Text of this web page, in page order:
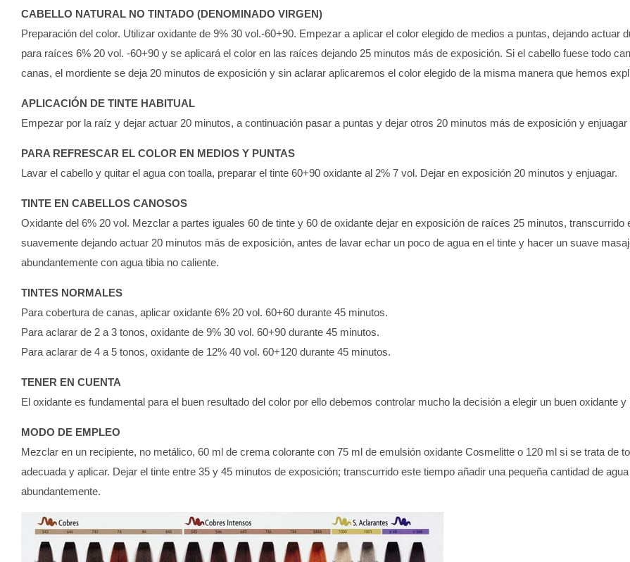
CABELLO NATURAL NO TINTADO (DENOMINADO VIRGEN)
Preparación del color. Utilizar oxidante de 9% 30 vol.-60+90. Empezar a aplicar el color elegido de medios a puntas, dejando
para raíces 6% 20 vol. -60+90 y se aplicará el color en las raíces dejando 25 minutos más de exposición. Si el cabello fuese todo
canas, el mordiente se deja 20 minutos de exposición y sin aclarar aplicaremos el color elegido de la misma manera que hemos
APLICACIÓN DE TINTE HABITUAL
Empezar por la raíz y dejar actuar 20 minutos, a continuación pasar a puntas y dejar otros 20 minutos más de exposición y enjuagar
PARA REFRESCAR EL COLOR EN MEDIOS Y PUNTAS
Lavar el cabello y quitar el agua con toalla, preparar el tinte 60+90 oxidante al 2% 7 vol. Dejar en exposición 20 minutos y enjuagar.
TINTE EN CABELLOS CANOSOS
Oxidante del 6% 20 vol. Mezclar a partes iguales 60 de tinte y 60 de oxidante dejar en exposición de raíces 25 minutos,
suavemente dejando actuar 20 minutos más de exposición, antes de lavar echar un poco de agua en el tinte y hacer un suave
abundantemente con agua tibia no caliente.
TINTES NORMALES
Para cobertura de canas, aplicar oxidante 6% 20 vol. 60+60 durante 45 minutos.
Para aclarar de 2 a 3 tonos, oxidante de 9% 30 vol. 60+90 durante 45 minutos.
Para aclarar de 4 a 5 tonos, oxidante de 12% 40 vol. 60+120 durante 45 minutos.
TENER EN CUENTA
El oxidante es fundamental para el buen resultado del color por ello debemos controlar mucho la decisión a elegir un buen oxidante
MODO DE EMPLEO
Mezclar en un recipiente, no metálico, 60 ml de crema colorante con 75 ml de emulsión oxidante Cosmelitte o 120 ml si se trata de
adecuada y aplicar. Dejar el tinte entre 35 y 45 minutos de exposición; transcurrido este tiempo añadir una pequeña cantidad de
abundantemente.